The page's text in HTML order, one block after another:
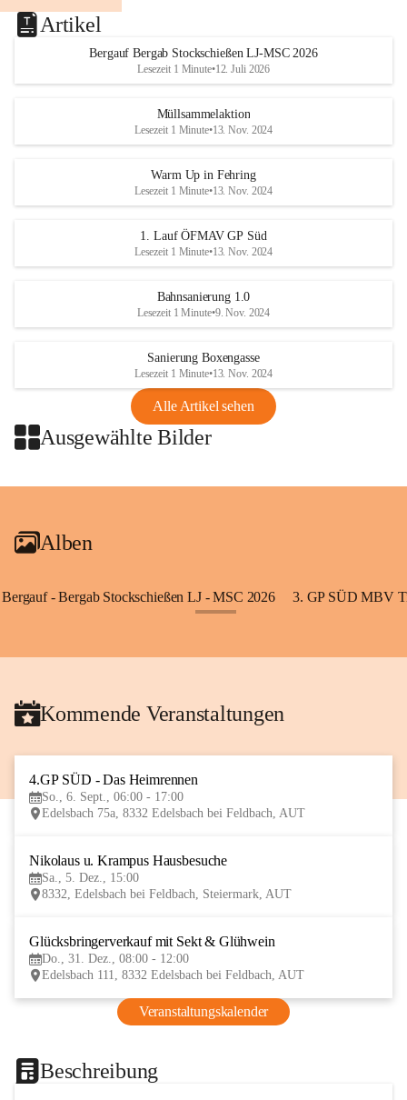
Artikel
Bergauf Bergab Stockschießen LJ-MSC 2026
Lesezeit 1 Minute•12. Juli 2026
Müllsammelaktion
Lesezeit 1 Minute•13. Nov. 2024
Warm Up in Fehring
Lesezeit 1 Minute•13. Nov. 2024
1. Lauf ÖFMAV GP Süd
Lesezeit 1 Minute•13. Nov. 2024
Bahnsanierung 1.0
Lesezeit 1 Minute•9. Nov. 2024
Sanierung Boxengasse
Lesezeit 1 Minute•13. Nov. 2024
Alle Artikel sehen
Ausgewählte Bilder
+2
Alben
Bergauf - Bergab Stockschießen LJ - MSC 2026 3. GP SÜD MBV
Kommende Veranstaltungen
4.GP SÜD - Das Heimrennen
So., 6. Sept., 06:00 - 17:00
Edelsbach 75a, 8332 Edelsbach bei Feldbach, AUT
Nikolaus u. Krampus Hausbesuche
Sa., 5. Dez., 15:00
8332, Edelsbach bei Feldbach, Steiermark, AUT
Glücksbringerverkauf mit Sekt & Glühwein
Do., 31. Dez., 08:00 - 12:00
Edelsbach 111, 8332 Edelsbach bei Feldbach, AUT
Veranstaltungskalender
Beschreibung